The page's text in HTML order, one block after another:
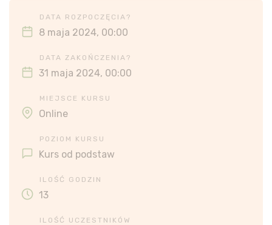
DATA ROZPOCZĘCIA?
8 maja 2024, 00:00
DATA ZAKOŃCZENIA?
31 maja 2024, 00:00
MIEJSCE KURSU
Online
POZIOM KURSU
Kurs od podstaw
ILOŚĆ GODZIN
13
ILOŚĆ UCZESTNIKÓW